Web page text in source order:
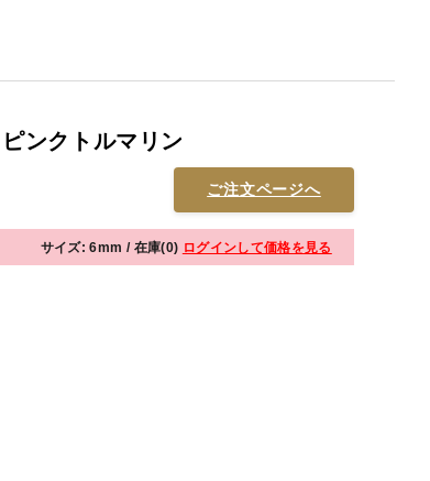
ンクトルマリン
ご注文ページへ
サイズ: 6mm / 在庫(0) ログインして価格を見る